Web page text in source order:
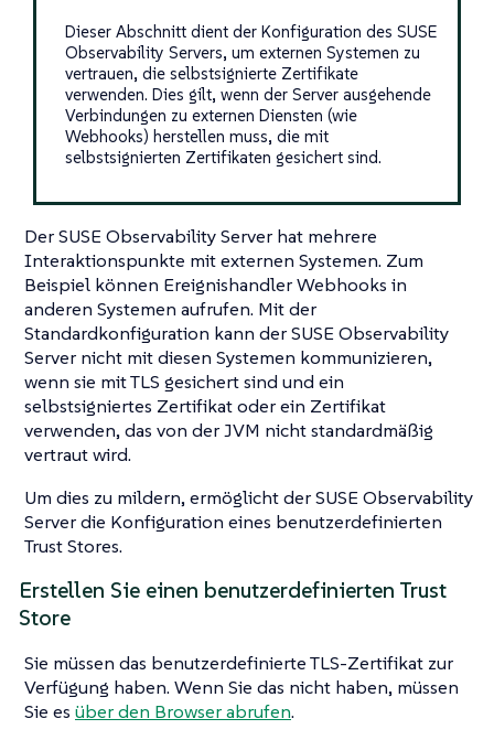
Dieser Abschnitt dient der Konfiguration des SUSE
Observability Servers, um externen Systemen zu
vertrauen, die selbstsignierte Zertifikate
verwenden. Dies gilt, wenn der Server ausgehende
Verbindungen zu externen Diensten (wie
Webhooks) herstellen muss, die mit
selbstsignierten Zertifikaten gesichert sind.
Der SUSE Observability Server hat mehrere
Interaktionspunkte mit externen Systemen. Zum
Beispiel können Ereignishandler Webhooks in
anderen Systemen aufrufen. Mit der
Standardkonfiguration kann der SUSE Observability
Server nicht mit diesen Systemen kommunizieren,
wenn sie mit TLS gesichert sind und ein
selbstsigniertes Zertifikat oder ein Zertifikat
verwenden, das von der JVM nicht standardmäßig
vertraut wird.
Um dies zu mildern, ermöglicht der SUSE Observability
Server die Konfiguration eines benutzerdefinierten
Trust Stores.
Erstellen Sie einen benutzerdefinierten Trust
Store
Sie müssen das benutzerdefinierte TLS-Zertifikat zur
Verfügung haben. Wenn Sie das nicht haben, müssen
Sie es über den Browser abrufen.